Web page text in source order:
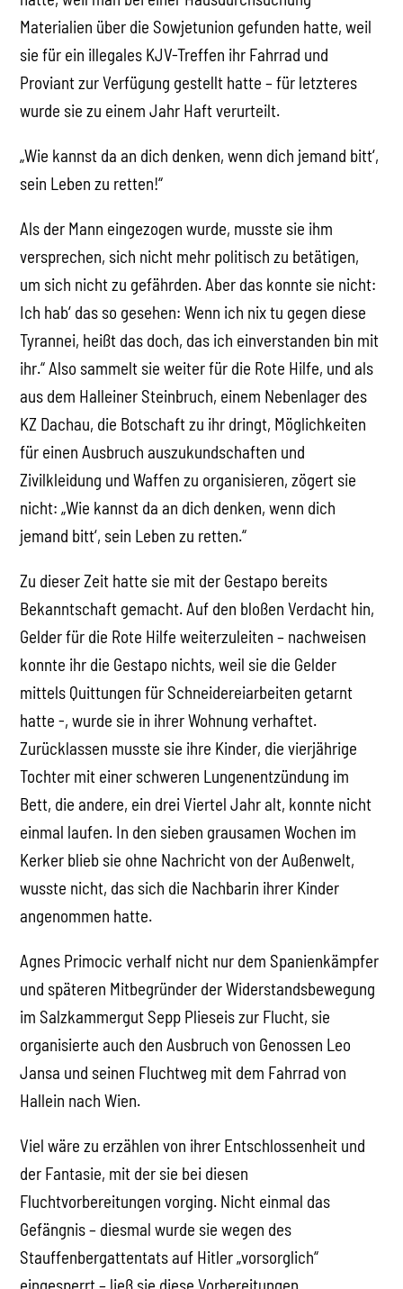
Materialien über die Sowjetunion gefunden hatte, weil
sie für ein illegales KJV-Treffen ihr Fahrrad und
Proviant zur Verfügung gestellt hatte – für letzteres
wurde sie zu einem Jahr Haft verurteilt.
„Wie kannst da an dich denken, wenn dich jemand bitt‘,
sein Leben zu retten!“
Als der Mann eingezogen wurde, musste sie ihm
versprechen, sich nicht mehr politisch zu betätigen,
um sich nicht zu gefährden. Aber das konnte sie nicht:
Ich hab‘ das so gesehen: Wenn ich nix tu gegen diese
Tyrannei, heißt das doch, das ich einverstanden bin mit
ihr.“ Also sammelt sie weiter für die Rote Hilfe, und als
aus dem Halleiner Steinbruch, einem Nebenlager des
KZ Dachau, die Botschaft zu ihr dringt, Möglichkeiten
für einen Ausbruch auszukundschaften und
Zivilkleidung und Waffen zu organisieren, zögert sie
nicht: „Wie kannst da an dich denken, wenn dich
jemand bitt‘, sein Leben zu retten.“
Zu dieser Zeit hatte sie mit der Gestapo bereits
Bekanntschaft gemacht. Auf den bloßen Verdacht hin,
Gelder für die Rote Hilfe weiterzuleiten – nachweisen
konnte ihr die Gestapo nichts, weil sie die Gelder
mittels Quittungen für Schneidereiarbeiten getarnt
hatte -, wurde sie in ihrer Wohnung verhaftet.
Zurücklassen musste sie ihre Kinder, die vierjährige
Tochter mit einer schweren Lungenentzündung im
Bett, die andere, ein drei Viertel Jahr alt, konnte nicht
einmal laufen. In den sieben grausamen Wochen im
Kerker blieb sie ohne Nachricht von der Außenwelt,
wusste nicht, das sich die Nachbarin ihrer Kinder
angenommen hatte.
Agnes Primocic verhalf nicht nur dem Spanienkämpfer
und späteren Mitbegründer der Widerstandsbewegung
im Salzkammergut Sepp Plieseis zur Flucht, sie
organisierte auch den Ausbruch von Genossen Leo
Jansa und seinen Fluchtweg mit dem Fahrrad von
Hallein nach Wien.
Viel wäre zu erzählen von ihrer Entschlossenheit und
der Fantasie, mit der sie bei diesen
Fluchtvorbereitungen vorging. Nicht einmal das
Gefängnis – diesmal wurde sie wegen des
Stauffenbergattentats auf Hitler „vorsorglich“
eingesperrt – ließ sie diese Vorbereitungen